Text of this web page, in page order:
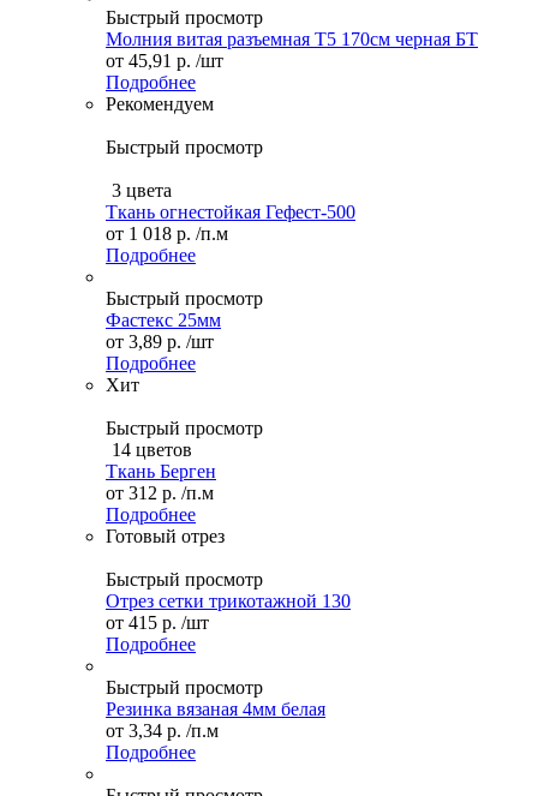
Быстрый просмотр
Молния витая разъемная Т5 170см черная БТ
от 45,91 р. /шт
Подробнее
Рекомендуем
Быстрый просмотр
3 цвета
Ткань огнестойкая Гефест-500
от 1 018 р. /п.м
Подробнее
Быстрый просмотр
Фастекс 25мм
от 3,89 р. /шт
Подробнее
Хит
Быстрый просмотр
14 цветов
Ткань Берген
от 312 р. /п.м
Подробнее
Готовый отрез
Быстрый просмотр
Отрез сетки трикотажной 130
от 415 р. /шт
Подробнее
Быстрый просмотр
Резинка вязаная 4мм белая
от 3,34 р. /п.м
Подробнее